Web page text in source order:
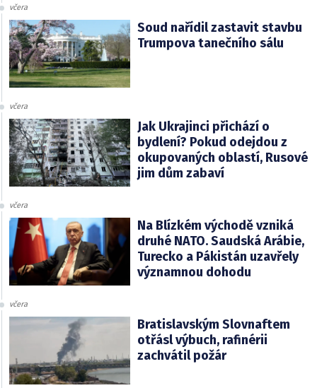
včera
Soud nařídil zastavit stavbu
Trumpova tanečního sálu
včera
Jak Ukrajinci přichází o
bydlení? Pokud odejdou z
okupovaných oblastí, Rusové
jim dům zabaví
včera
Na Blízkém východě vzniká
druhé NATO. Saudská Arábie,
Turecko a Pákistán uzavřely
významnou dohodu
včera
Bratislavským Slovnaftem
otřásl výbuch, rafinérii
zachvátil požár